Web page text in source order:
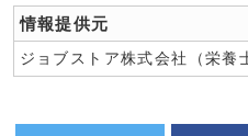
情報提供元
ジョブストア株式会社（栄養